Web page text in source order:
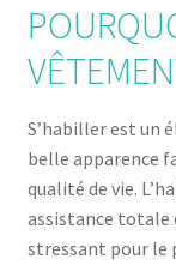
S’habiller est un
belle apparence
qualité de vie.
assistance
stressant pour le